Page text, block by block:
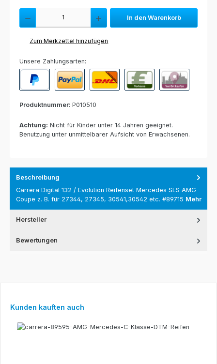
Produkt Anzahl: Gib den gewünschten Wert ein oder benutze die
In den Warenkorb
Zum Merkzettel hinzufügen
Unsere Zahlungsarten:
Produktnummer: P010510
Achtung: Nicht für Kinder unter 14 Jahren geeignet.
Benutzung unter unmittelbarer Aufsicht von Erwachsenen.
Beschreibung
Carrera Digital 132 / Evolution Reifenset Mercedes SLS AMG
Coupe z. B. für 27344, 27345, 30541,30542 etc. #89715 Mehr
Hersteller
Bewertungen
Produktgalerie überspringen
Kunden kauften auch